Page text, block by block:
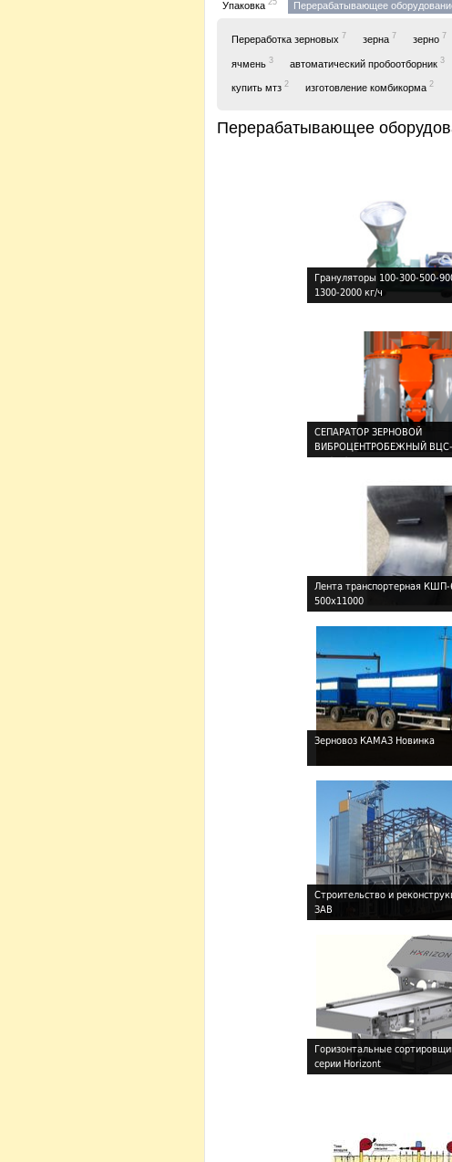
Упаковка 25 Перерабатывающее
Переработка зерновых 7 зерна 7 зерно 7
ячмень 3 автоматический пробоотборник 3
купить мтз 2 изготовление комбикорма 2
Перерабатывающее
Грануляторы 100-300-500-
1300-2000 кг/ч
СЕПАРАТОР ЗЕРНОВОЙ
ВИБРОЦЕНТРОБЕЖНЫЙ
Лента транспортерная КШП-
500х11000
Зерновоз КАМАЗ Новинка
Строительство и
ЗАВ
Горизонтальные
серии Horizont